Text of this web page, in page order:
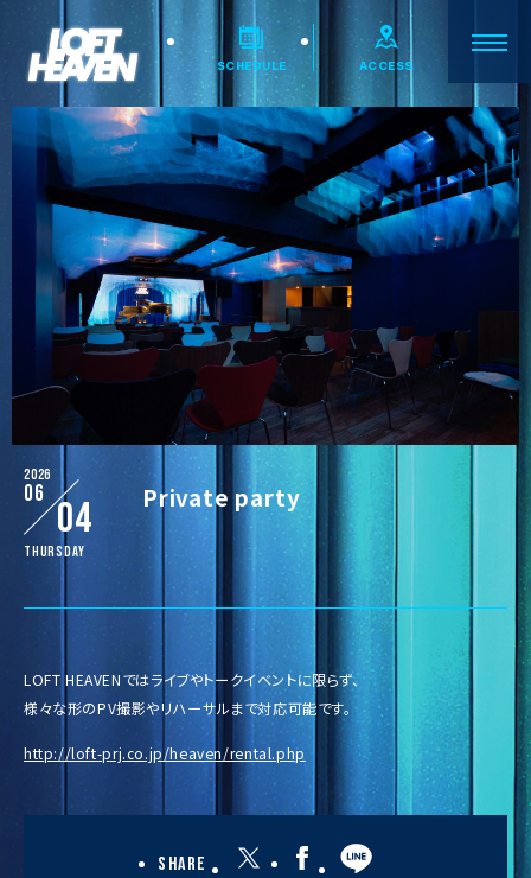
SCHEDULE ACCESS
2026
06
04
Thursday
Private party
LOFT HEAVENではライブやトークイベントに限らず、
様々な形のPV撮影やリハーサルまで対応可能です。
http://loft-prj.co.jp/heaven/rental.php
Share